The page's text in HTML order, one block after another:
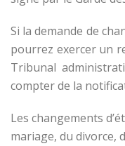
Si la demande de
pourrez exercer un
Tribunal
compter de la
Les changements
mariage, du divorce,